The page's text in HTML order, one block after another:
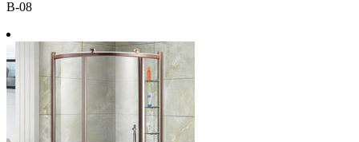
B-08